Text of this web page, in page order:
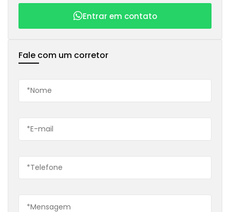
Entrar em contato
Fale com um corretor